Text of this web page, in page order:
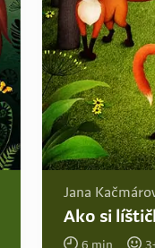
Jana
Ako si